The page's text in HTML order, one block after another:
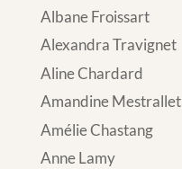
Albane Froissart
Alexandra Travignet
Aline Chardard
Amandine Mestrallet
Amélie Chastang
Anne Lamy